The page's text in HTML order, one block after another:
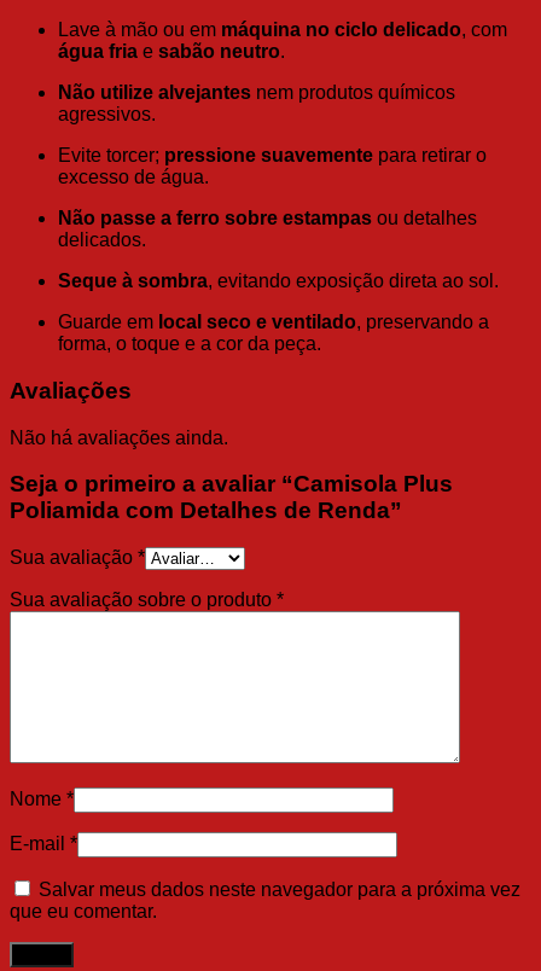
Lave à mão ou em máquina no ciclo delicado, com
água fria e sabão neutro.
Não utilize alvejantes nem produtos químicos
agressivos.
Evite torcer; pressione suavemente para retirar o
excesso de água.
Não passe a ferro sobre estampas ou detalhes
delicados.
Seque à sombra, evitando exposição direta ao sol.
Guarde em local seco e ventilado, preservando a
forma, o toque e a cor da peça.
Avaliações
Não há avaliações ainda.
Seja o primeiro a avaliar “Camisola Plus
Poliamida com Detalhes de Renda”
Sua avaliação *
Sua avaliação sobre o produto *
Nome *
E-mail *
Salvar meus dados neste navegador para a próxima vez
que eu comentar.